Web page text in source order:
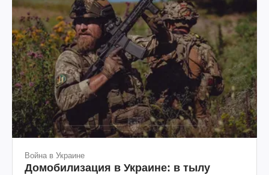
Война в Украине
Домобилизация в Украине: в тылу